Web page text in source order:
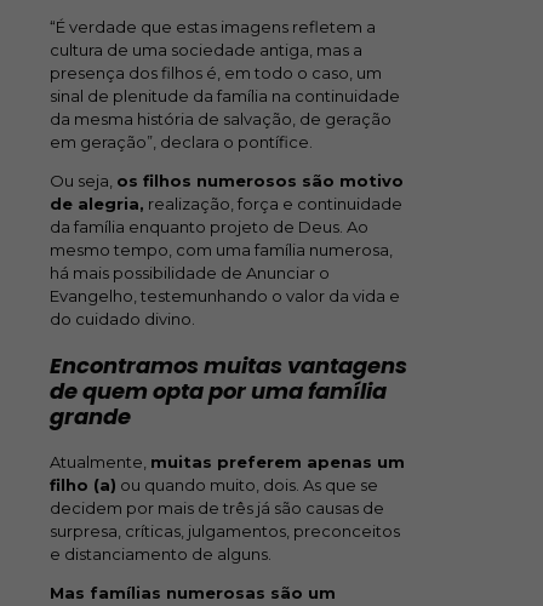
“É verdade que estas imagens refletem a
cultura de uma sociedade antiga, mas a
presença dos filhos é, em todo o caso, um
sinal de plenitude da família na continuidade
da mesma história de salvação, de geração
em geração”, declara o pontífice.
Ou seja, os filhos numerosos são motivo
de alegria, realização, força e continuidade
da família enquanto projeto de Deus. Ao
mesmo tempo, com uma família numerosa,
há mais possibilidade de Anunciar o
Evangelho, testemunhando o valor da vida e
do cuidado divino.
Encontramos muitas vantagens
de quem opta por uma família
grande
Atualmente, muitas preferem apenas um
filho (a) ou quando muito, dois. As que se
decidem por mais de três já são causas de
surpresa, críticas, julgamentos, preconceitos
e distanciamento de alguns.
Mas famílias numerosas são um